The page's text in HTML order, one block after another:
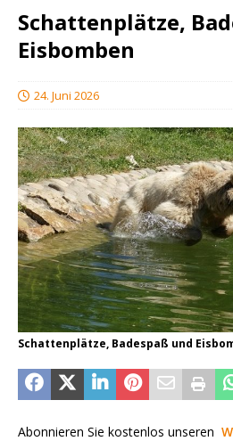
Schattenplätze,
Eisbomben
24. Juni 2026
Schattenplätze, Badespaß und
Abonnieren Sie kostenlos unseren